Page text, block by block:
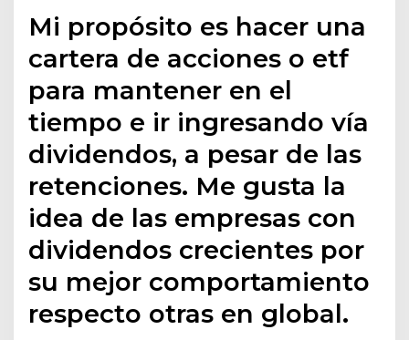
Mi propósito es hacer una
cartera de acciones o etf
para mantener en el
tiempo e ir ingresando vía
dividendos, a pesar de las
retenciones. Me gusta la
idea de las empresas con
dividendos crecientes por
su mejor comportamiento
respecto otras en global.